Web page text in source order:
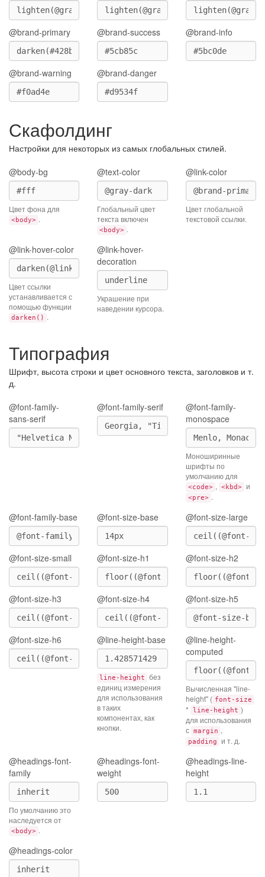
@brand-primary @brand-success @brand-info
@brand-warning @brand-danger
Скафолдинг
Настройки для некоторых из самых глобальных стилей.
@body-bg
Цвет фона для
<body> .
@text-color
Глобальный цвет
текста включен
<body> .
@link-color
Цвет глобальной
текстовой ссылки.
@link-hover-color
Цвет ссылки
устанавливается с
помощью функции
darken() .
@link-hover-
decoration
Украшение при
наведении курсора.
Типография
Шрифт, высота строки и цвет основного текста, заголовков и т.
д.
@font-family-
sans-serif
@font-family-serif
@font-family-
monospace
Моноширинные
шрифты по
умолчанию для
<code> , <kbd> и
<pre> .
@font-family-base @font-size-base @font-size-large
@font-size-small @font-size-h1 @font-size-h2
@font-size-h3 @font-size-h4 @font-size-h5
@font-size-h6 @line-height-base
line-height
без
единиц измерения
для использования
в таких
компонентах, как
кнопки.
@line-height-
computed
Вычисленная "line-
height" ( font-size
* line-height )
для использования
с margin ,
padding и т. д.
@headings-font-
family
По умолчанию это
наследуется от
<body> .
@headings-font-
weight
@headings-line-
height
@headings-color